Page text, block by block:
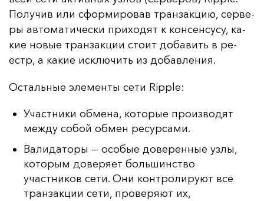
По­лу­чив или сфор­ми­ро­вав тран­зак­цию, сер­ве­
ры ав­то­ма­ти­чес­ки при­хо­дят к кон­сен­су­су, ка­
кие но­вые тран­зак­ции сто­ит до­ба­вить в ре­
естр, а ка­кие ис­клю­чить из до­бав­ле­ния.
Ос­таль­ные эле­мен­ты се­ти Ripple:
Участники обмена, которые производят
между собой обмен ресурсами.
Валидаторы — особые доверенные узлы,
которым доверяет большинство
участников сети. Они контролируют все
транзакции сети, проверяют их,